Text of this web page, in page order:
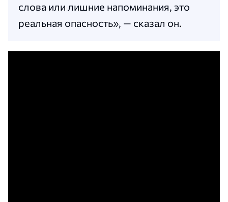
слова или лишние напоминания, это
реальная опасность», — сказал он.